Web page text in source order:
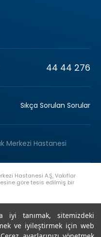
iyi tanımak, sitemizdeki
ve iyileştirmek için web
44 44 276
Sıkça Sorulan Sorular
Merkezi Hastanesi
Hastanesi A.Ş, Vakıflar
göre tesis edilmiş bir
+90 (262) 678 54 00